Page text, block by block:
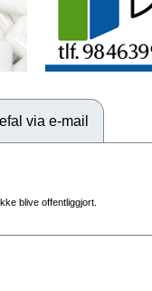
via e-mail
blive offentliggjort.